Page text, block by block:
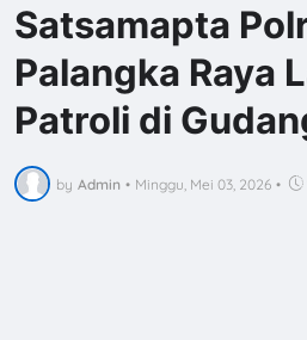
Satsamapta
Palangka Raya
Patroli di
by Admin • Minggu, Mei 03, 2026 •